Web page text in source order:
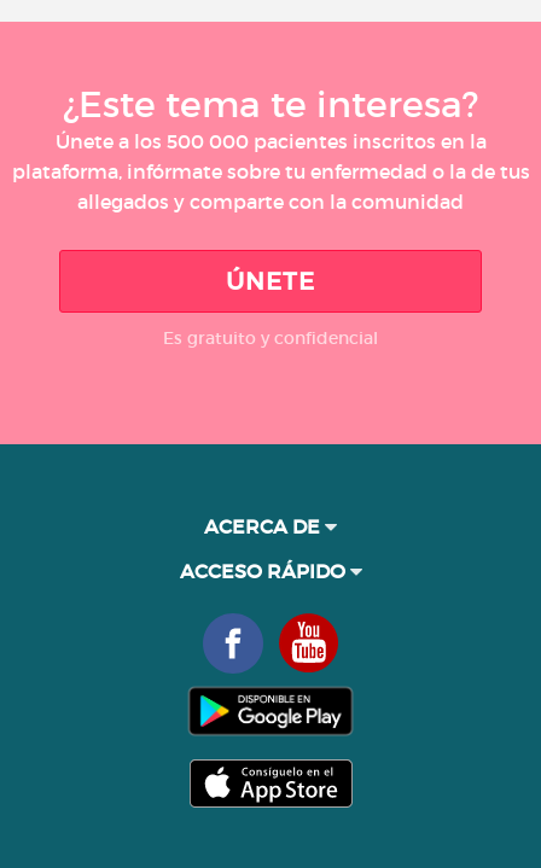
¿Este tema te interesa?
Únete a los 500 000 pacientes inscritos en la
plataforma, infórmate sobre tu enfermedad o la de tus
allegados y comparte con la comunidad
ÚNETE
Es gratuito y confidencial
ACERCA DE
ACCESO RÁPIDO